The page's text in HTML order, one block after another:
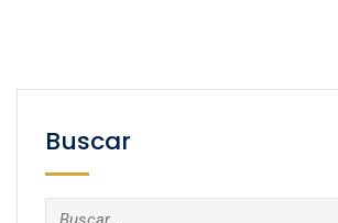
Buscar
Buscar: